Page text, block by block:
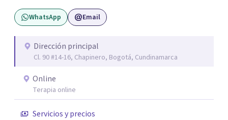
pueda pensarse y transformarse.
WhatsApp Email
Dirección principal
Cl. 90 #14-16, Chapinero, Bogotá, Cundinamarca
Online
Terapia online
Servicios y precios